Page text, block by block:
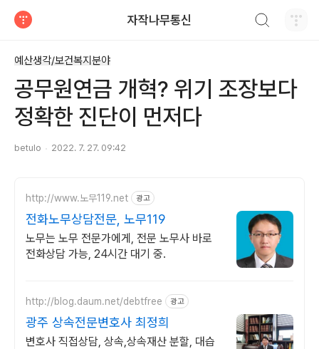
자작나무통신
예산생각/보건복지분야
공무원연금 개혁? 위기 조장보다
정확한 진단이 먼저다
betulo 2022. 7. 27. 09:42
http://www.노무119.net 광고
전화노무상담전문, 노무119
노무는 노무 전문가에게, 전문 노무사 바로
전화상담 가능, 24시간 대기 중.
http://blog.daum.net/debtfree 광고
광주 상속전문변호사 최정희
변호사 직접상담, 상속,상속재산 분할, 대습